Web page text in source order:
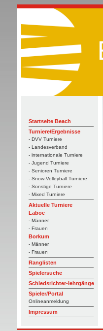
Startseite Beach
Turniere/Ergebnisse
- DVV Turniere
- Landesverband
- internationale Turniere
- Jugend Turniere
- Senioren Turniere
- Snow-Volleyball Turniere
- Sonstige Turniere
- Mixed Turniere
Aktuelle Turniere
Laboe
- Männer
- Frauen
Borkum
- Männer
- Frauen
Ranglisten
Spielersuche
Schiedsrichter-lehrgänge
Spieler/Portal
Onlineanmeldung
Impressum